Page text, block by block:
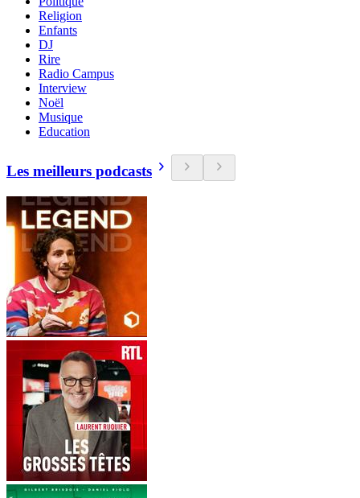
Religion
Enfants
DJ
Rire
Radio Campus
Interview
Noël
Musique
Education
Les meilleurs podcasts